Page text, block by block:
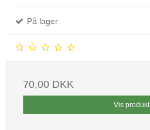
På lager
70,00 DKK
Vis produkt